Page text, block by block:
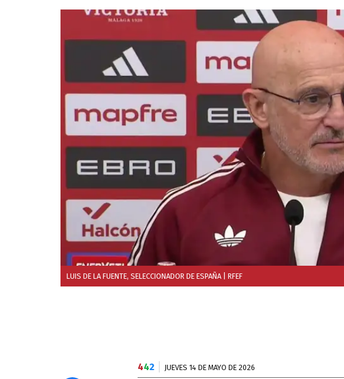
LUIS DE LA FUENTE, SELECCIONADOR DE ESPAÑA | RFEF
442 JUEVES 14 DE MAYO DE 2026